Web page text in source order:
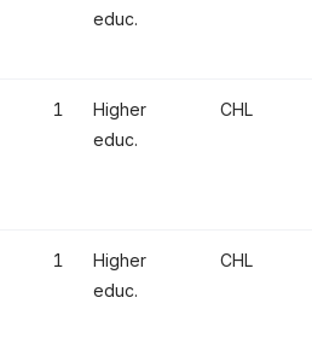
educ.
1
Higher
educ.
CHL
1
Higher
educ.
CHL